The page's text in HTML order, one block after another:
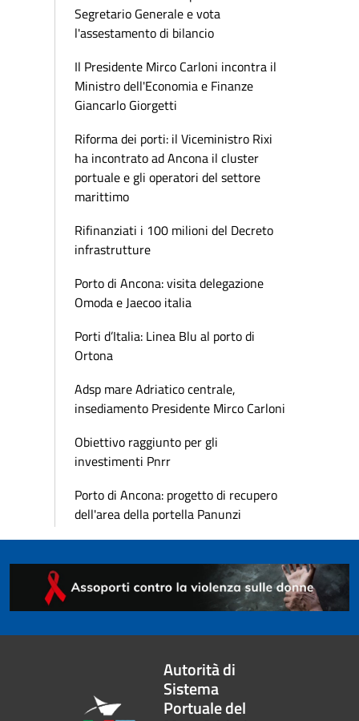
Segretario Generale e vota
l'assestamento di bilancio
Il Presidente Mirco Carloni incontra il
Ministro dell'Economia e Finanze
Giancarlo Giorgetti
Riforma dei porti: il Viceministro Rixi
ha incontrato ad Ancona il cluster
portuale e gli operatori del settore
marittimo
Rifinanziati i 100 milioni del Decreto
infrastrutture
Porto di Ancona: visita delegazione
Omoda e Jaecoo italia
Porti d’Italia: Linea Blu al porto di
Ortona
Adsp mare Adriatico centrale,
insediamento Presidente Mirco Carloni
Obiettivo raggiunto per gli
investimenti Pnrr
Porto di Ancona: progetto di recupero
dell'area della portella Panunzi
Autorità di
Sistema
Portuale del